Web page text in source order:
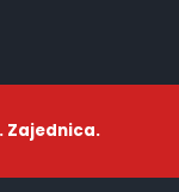
Zajednica.